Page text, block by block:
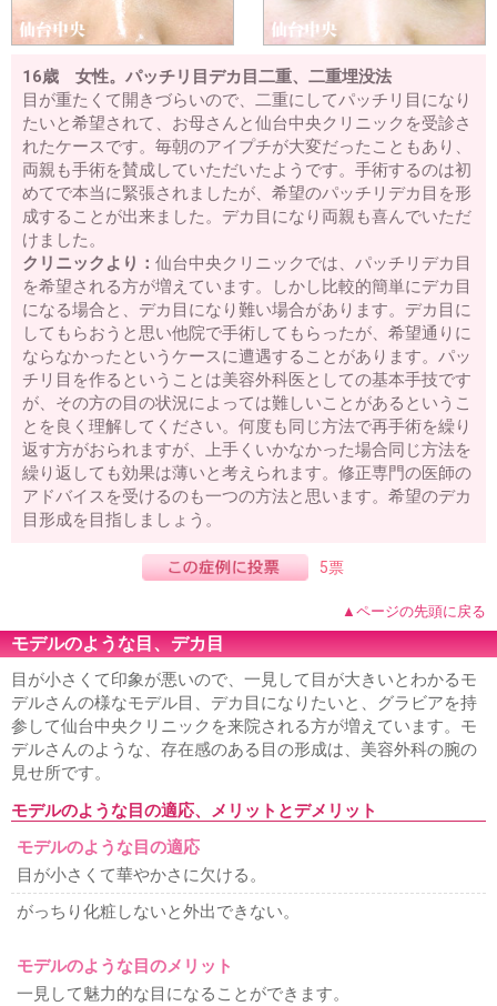
16歳 女性。パッチリ目デカ目二重、二重埋没法
目が重たくて開きづらいので、二重にしてパッチリ目になり
たいと希望されて、お母さんと仙台中央クリニックを受診さ
れたケースです。毎朝のアイプチが大変だったこともあり、
両親も手術を賛成していただいたようです。手術するのは初
めてで本当に緊張されましたが、希望のパッチリデカ目を形
成することが出来ました。デカ目になり両親も喜んでいただ
けました。
クリニックより： 仙台中央クリニックでは、パッチリデカ目
を希望される方が増えています。しかし比較的簡単にデカ目
になる場合と、デカ目になり難い場合があります。デカ目に
してもらおうと思い他院で手術してもらったが、希望通りに
ならなかったというケースに遭遇することがあります。パッ
チリ目を作るということは美容外科医としての基本手技です
が、その方の目の状況によっては難しいことがあるというこ
とを良く理解してください。何度も同じ方法で再手術を繰り
返す方がおられますが、上手くいかなかった場合同じ方法を
繰り返しても効果は薄いと考えられます。修正専門の医師の
アドバイスを受けるのも一つの方法と思います。希望のデカ
目形成を目指しましょう。
5票
▲ページの先頭に戻る
モデルのような目、デカ目
目が小さくて印象が悪いので、一見して目が大きいとわかるモ
デルさんの様なモデル目、デカ目になりたいと、グラビアを持
参して仙台中央クリニックを来院される方が増えています。モ
デルさんのような、存在感のある目の形成は、美容外科の腕の
見せ所です。
モデルのような目の適応、メリットとデメリット
モデルのような目の適応
目が小さくて華やかさに欠ける。
がっちり化粧しないと外出できない。
モデルのような目のメリット
一見して魅力的な目になることができます。